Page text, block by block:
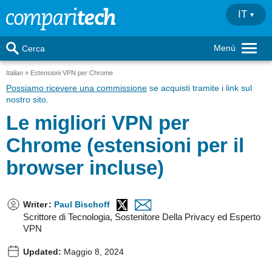
Menù
Cerca
IT
Italian Estensioni VPN per Chrome
Possiamo ricevere una commissione se acquisti tramite i link sul
nostro sito.
Le migliori VPN per
Chrome (estensioni per il
browser incluse)
Writer: Paul Bischoff
Scrittore di Tecnologia, Sostenitore Della Privacy ed Esperto
VPN
Updated: Maggio 8, 2024